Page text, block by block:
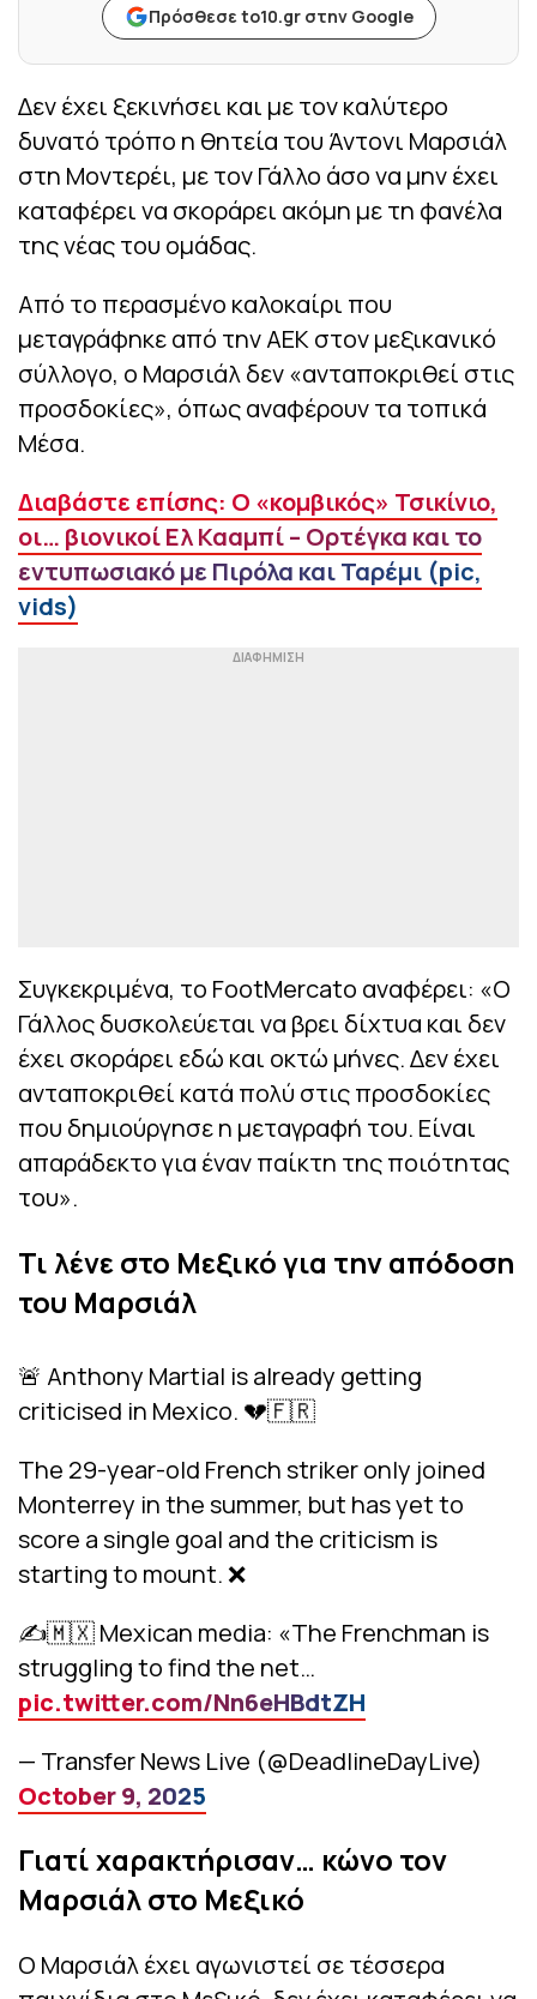
Πρόσθεσε to10.gr στην Google
Δεν έχει ξεκινήσει και με τον καλύτερο
δυνατό τρόπο η θητεία του Άντονι Μαρσιάλ
στη Μοντερέι, με τον Γάλλο άσο να μην έχει
καταφέρει να σκοράρει ακόμη με τη φανέλα
της νέας του ομάδας.
Από το περασμένο καλοκαίρι που
μεταγράφηκε από την ΑΕΚ στον μεξικανικό
σύλλογο, ο Μαρσιάλ δεν «ανταποκριθεί στις
προσδοκίες», όπως αναφέρουν τα τοπικά
Μέσα.
Διαβάστε επίσης: Ο «κομβικός» Τσικίνιο,
οι… βιονικοί Ελ Κααμπί – Ορτέγκα και το
εντυπωσιακό με Πιρόλα και Ταρέμι (pic,
vids)
Συγκεκριμένα, το FootMercato αναφέρει: «Ο
Γάλλος δυσκολεύεται να βρει δίχτυα και δεν
έχει σκοράρει εδώ και οκτώ μήνες. Δεν έχει
ανταποκριθεί κατά πολύ στις προσδοκίες
που δημιούργησε η μεταγραφή του. Είναι
απαράδεκτο για έναν παίκτη της ποιότητας
του».
Τι λένε στο Μεξικό για την απόδοση
του Μαρσιάλ
🚨 Anthony Martial is already getting
criticised in Mexico. 💔🇫🇷
The 29-year-old French striker only joined
Monterrey in the summer, but has yet to
score a single goal and the criticism is
starting to mount. ❌
✍️🇲🇽 Mexican media: «The Frenchman is
struggling to find the net…
pic.twitter.com/Nn6eHBdtZH
— Transfer News Live (@DeadlineDayLive)
October 9, 2025
Γιατί χαρακτήρισαν… κώνο τον
Μαρσιάλ στο Μεξικό
Ο Μαρσιάλ έχει αγωνιστεί σε τέσσερα